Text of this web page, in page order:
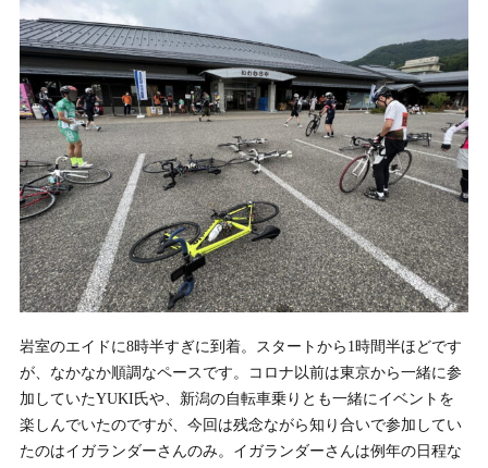
岩室のエイドに8時半すぎに到着。スタートから1時間半ほどです
が、なかなか順調なペースです。コロナ以前は東京から一緒に参
加していたYUKI氏や、新潟の自転車乗りとも一緒にイベントを
楽しんでいたのですが、今回は残念ながら知り合いで参加してい
たのはイガランダーさんのみ。イガランダーさんは例年の日程な